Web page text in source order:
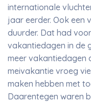
internationale
jaar eerder. Ook een
duurder. Dat had
vakantiedagen in de
meer vakantiedagen
meivakantie vroeg
maken hebben met
Daarentegen waren